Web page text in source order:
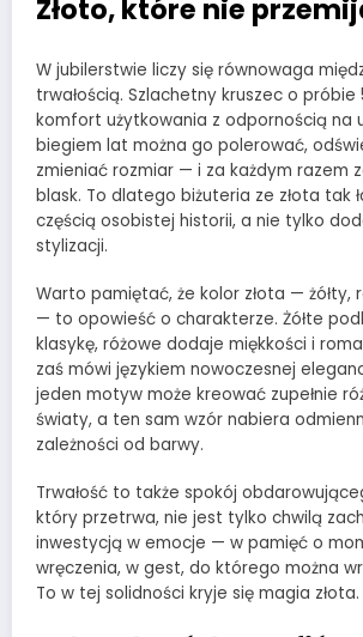
Złoto, które nie
W jubilerstwie liczy się równowaga
trwałością. Szlachetny kruszec o próbie
komfort użytkowania z odpornością na
biegiem lat można go polerować,
zmieniać rozmiar — i za każdym razem
blask. To dlatego biżuteria ze złota tak
częścią osobistej historii, a nie tylko
stylizacji.
Warto pamiętać, że kolor złota — żółty,
— to opowieść o charakterze. Żółte
klasykę, różowe dodaje miękkości i
zaś mówi językiem nowoczesnej
jeden motyw może kreować zupełnie
światy, a ten sam wzór nabiera
zależności od barwy.
Trwałość to także spokój
który przetrwa, nie jest tylko chwilą
inwestycją w emocje — w pamięć o
wręczenia, w gest, do którego można
To w tej solidności kryje się magia złota.